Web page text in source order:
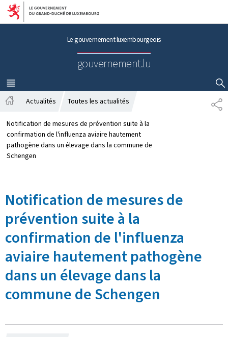
Aller au menu principal
Aller au contenu
Le gouvernement luxembourgeois
gouvernement.lu
MENU
PRINCIPAL
AFFICHER / MASQUER LA RECHERCHE
P
A
c
c
u
e
Actualités Toutes les actualités
Notification de mesures de prévention suite à la
confirmation de l'influenza aviaire hautement
pathogène dans un élevage dans la commune de
Schengen
Notification de mesures de
prévention suite à la
confirmation de l'influenza
aviaire hautement pathogène
dans un élevage dans la
commune de Schengen